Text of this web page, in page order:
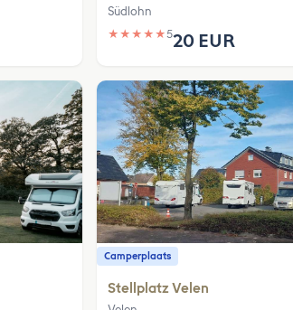
Südlohn
★ ★ ★ ★ ★520 EUR
Camperplaats
Stellplatz Velen